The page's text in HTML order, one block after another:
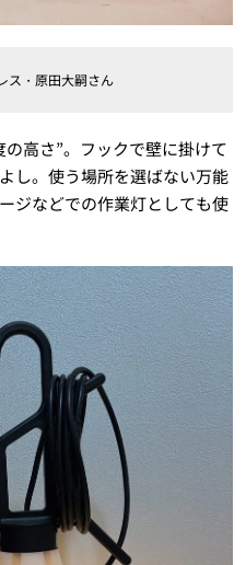
ス・原田大嗣さん
の高さ”。フックで壁に掛けて
し。使う場所を選ばない万能
ジなどでの作業灯としても使